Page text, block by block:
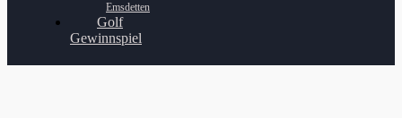
Emsdetten
Golf
Gewinnspiel